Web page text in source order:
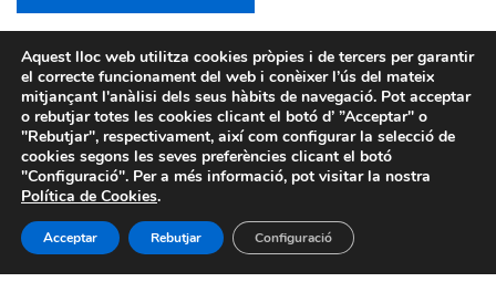
Aquest lloc web utilitza cookies pròpies i de tercers per garantir
el correcte funcionament del web i conèixer l’ús del mateix
mitjançant l'anàlisi dels seus hàbits de navegació. Pot acceptar
o rebutjar totes les cookies clicant el botó d’ ”Acceptar" o
"Rebutjar", respectivament, així com configurar la selecció de
cookies segons les seves preferències clicant el botó
"Configuració". Per a més informació, pot visitar la nostra
Política de Cookies.
Acceptar Rebutjar Configuració